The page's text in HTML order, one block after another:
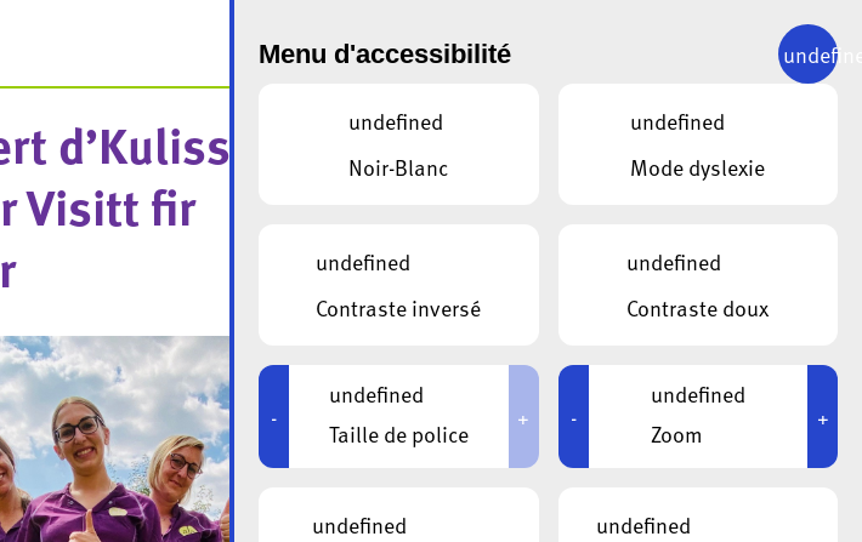
d’Kulissen: D’ala
Visitt fir
Menu d'accessibilité
undefined
Noir-Blanc
undefined
Mode dyslexie
undefined
Contraste inversé
undefined
Contraste doux
-
undefined
Taille de police
+ -
undefined
Zoom
+
undefined
undefined